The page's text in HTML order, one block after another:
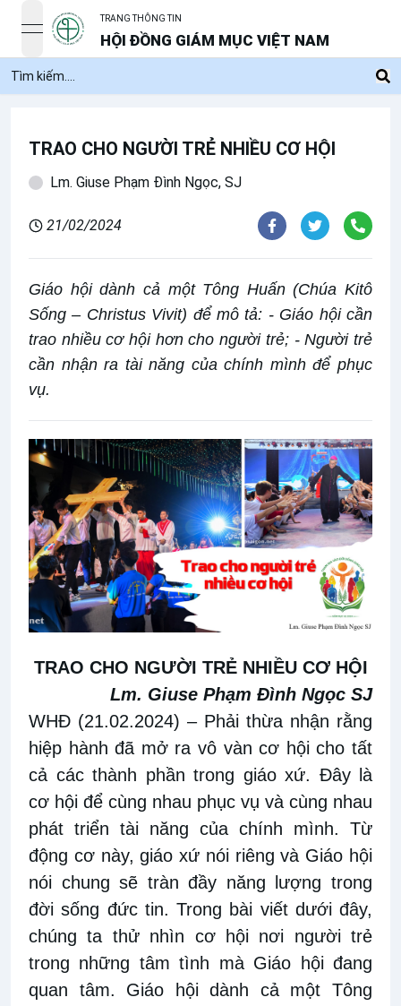
open navigation menu
TRANG THÔNG TIN
HỘI ĐỒNG GIÁM MỤC VIỆT NAM
TRAO CHO NGƯỜI TRẺ NHIỀU CƠ HỘI
Lm. Giuse Phạm Đình Ngọc, SJ
21/02/2024
Giáo hội dành cả một Tông Huấn (Chúa Kitô
Sống – Christus Vivit) để mô tả: - Giáo hội cần
trao nhiều cơ hội hơn cho người trẻ; - Người trẻ
cần nhận ra tài năng của chính mình để phục
vụ.
TRAO CHO NGƯỜI TRẺ NHIỀU CƠ HỘI
Lm. Giuse Phạm Đình Ngọc SJ
WHĐ (21.02.2024) – Phải thừa nhận rằng
hiệp hành đã mở ra vô vàn cơ hội cho tất
cả các thành phần trong giáo xứ. Đây là
cơ hội để cùng nhau phục vụ và cùng nhau
phát triển tài năng của chính mình. Từ
động cơ này, giáo xứ nói riêng và Giáo hội
nói chung sẽ tràn đầy năng lượng trong
đời sống đức tin. Trong bài viết dưới đây,
chúng ta thử nhìn cơ hội nơi người trẻ
trong những tâm tình mà Giáo hội đang
quan tâm. Giáo hội dành cả một Tông